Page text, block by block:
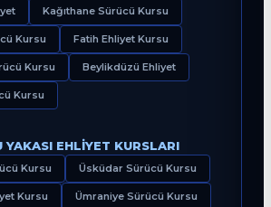
Kağıthane Sürücü Kursu
Kursu Fatih Ehliyet Kursu
Kursu Beylikdüzü Ehliyet
Kursu
YAKASI EHLIYET KURSLARI
Kursu Üsküdar Sürücü Kursu
Kursu Ümraniye Sürücü Kursu